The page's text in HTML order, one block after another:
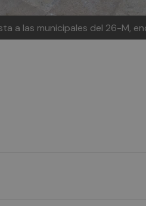
a las municipales del 26-M,